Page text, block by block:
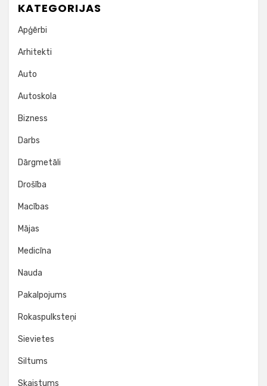
KATEGORIJAS
Apģērbi
Arhitekti
Auto
Autoskola
Bizness
Darbs
Dārgmetāli
Drošība
Macības
Mājas
Medicīna
Nauda
Pakalpojums
Rokaspulksteņi
Sievietes
Siltums
Skaistums